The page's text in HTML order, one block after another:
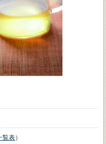
覧表）